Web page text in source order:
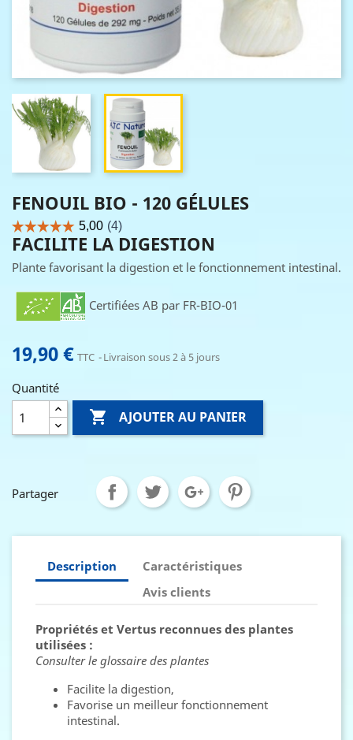
FENOUIL BIO - 120 GÉLULES
FACILITE LA DIGESTION
Plante favorisant la digestion et le fonctionnement intestinal.
Certifiées AB par FR-BIO-01
19,90 € TTC Livraison sous 2 à 5 jours
Quantité
 AJOUTER AU PANIER
Partager
Description
Caractéristiques
Avis clients
Propriétés et Vertus reconnues des plantes
utilisées :
Consulter le glossaire des plantes
Facilite la digestion,
Favorise un meilleur fonctionnement
intestinal.